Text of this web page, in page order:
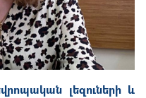
լեզուների և